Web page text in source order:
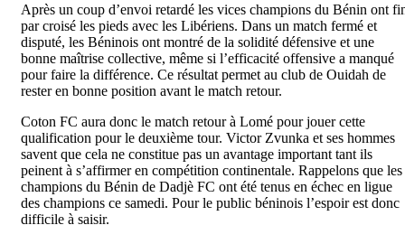
Après un coup d’envoi retardé les vices champions du Bénin ont
par croisé les pieds avec les Libériens. Dans un match fermé et
disputé, les Béninois ont montré de la solidité défensive et une
bonne maîtrise collective, même si l’efficacité offensive a manqué
pour faire la différence. Ce résultat permet au club de Ouidah de
rester en bonne position avant le match retour.
Coton FC aura donc le match retour à Lomé pour jouer cette
qualification pour le deuxième tour. Victor Zvunka et ses hommes
savent que cela ne constitue pas un avantage important tant ils
peinent à s’affirmer en compétition continentale. Rappelons que les
champions du Bénin de Dadjè FC ont été tenus en échec en ligue
des champions ce samedi. Pour le public béninois l’espoir est donc
difficile à saisir.